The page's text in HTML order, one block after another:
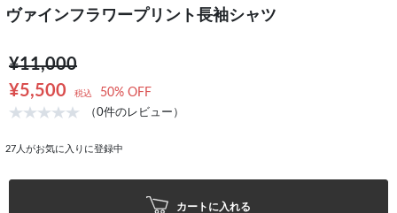
ヴァインフラワープリント長袖シャツ
¥11,000
¥5,500
税込 50% OFF
（0件のレビュー）
27 人がお気に入りに登録中
カートに入れる